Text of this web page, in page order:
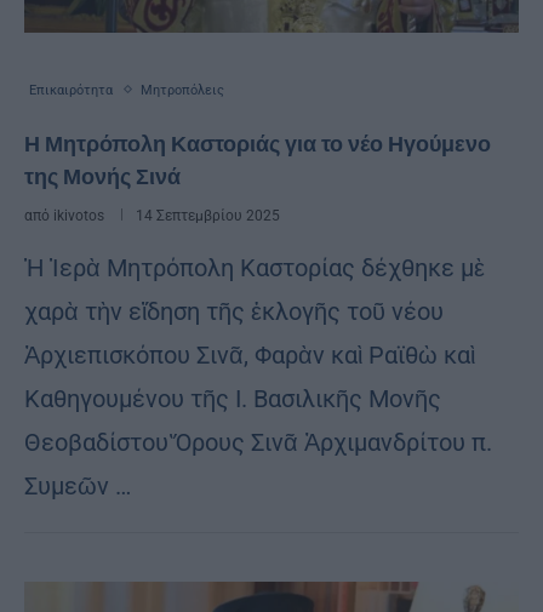
Επικαιρότητα Μητροπόλεις
Η Μητρόπολη Καστοριάς για το νέο Ηγούμενο
της Μονής Σινά
από ikivotos 14 Σεπτεμβρίου 2025
Ἡ Ἱερὰ Μητρόπολη Καστορίας δέχθηκε μὲ
χαρὰ τὴν εἴδηση τῆς ἐκλογῆς τοῦ νέου
Ἀρχιεπισκόπου Σινᾶ, Φαρὰν καὶ Ραϊθὼ καὶ
Καθηγουμένου τῆς Ι. Βασιλικῆς Μονῆς
Θεοβαδίστου Ὅρους Σινᾶ Ἀρχιμανδρίτου π.
Συμεῶν …